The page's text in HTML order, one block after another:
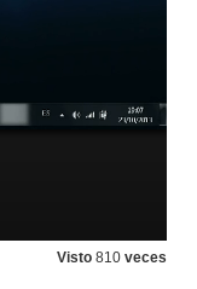
Visto 810 veces